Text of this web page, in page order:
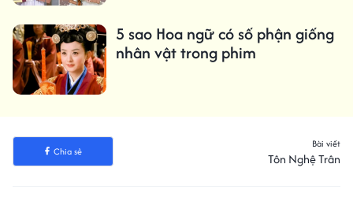
5 sao Hoa ngữ có số phận giống
nhân vật trong phim
Chia sẻ
Bài viết
Tôn Nghệ Trân